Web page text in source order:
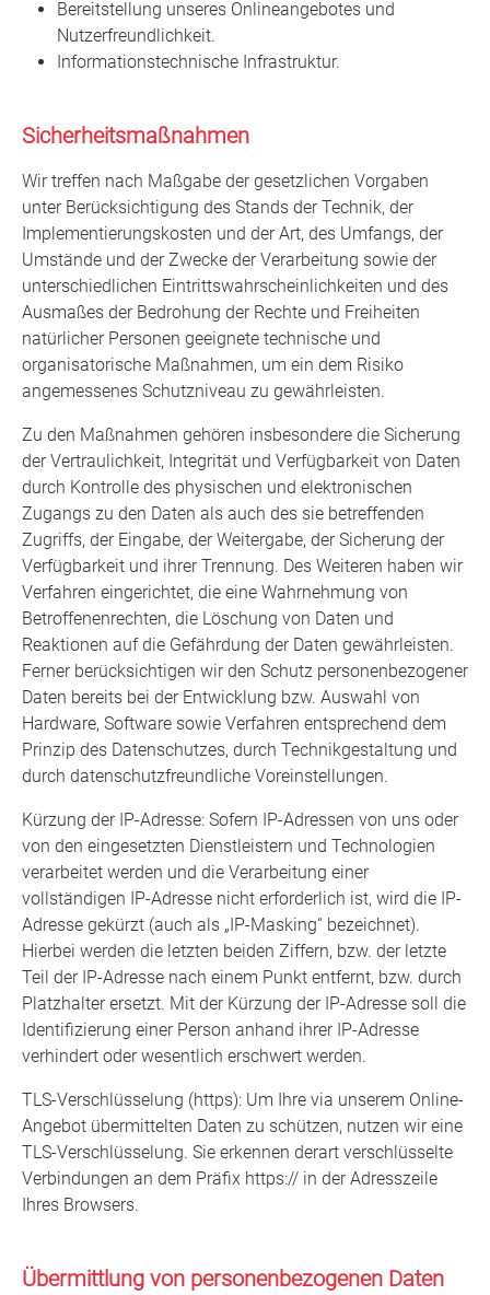
Bereitstellung unseres Onlineangebotes und
Nutzerfreundlichkeit.
Informationstechnische Infrastruktur.
Sicherheitsmaßnahmen
Wir treffen nach Maßgabe der gesetzlichen Vorgaben
unter Berücksichtigung des Stands der Technik, der
Implementierungskosten und der Art, des Umfangs, der
Umstände und der Zwecke der Verarbeitung sowie der
unterschiedlichen Eintrittswahrscheinlichkeiten und des
Ausmaßes der Bedrohung der Rechte und Freiheiten
natürlicher Personen geeignete technische und
organisatorische Maßnahmen, um ein dem Risiko
angemessenes Schutzniveau zu gewährleisten.
Zu den Maßnahmen gehören insbesondere die Sicherung
der Vertraulichkeit, Integrität und Verfügbarkeit von Daten
durch Kontrolle des physischen und elektronischen
Zugangs zu den Daten als auch des sie betreffenden
Zugriffs, der Eingabe, der Weitergabe, der Sicherung der
Verfügbarkeit und ihrer Trennung. Des Weiteren haben wir
Verfahren eingerichtet, die eine Wahrnehmung von
Betroffenenrechten, die Löschung von Daten und
Reaktionen auf die Gefährdung der Daten gewährleisten.
Ferner berücksichtigen wir den Schutz personenbezogener
Daten bereits bei der Entwicklung bzw. Auswahl von
Hardware, Software sowie Verfahren entsprechend dem
Prinzip des Datenschutzes, durch Technikgestaltung und
durch datenschutzfreundliche Voreinstellungen.
Kürzung der IP-Adresse: Sofern IP-Adressen von uns oder
von den eingesetzten Dienstleistern und Technologien
verarbeitet werden und die Verarbeitung einer
vollständigen IP-Adresse nicht erforderlich ist, wird die IP-
Adresse gekürzt (auch als „IP-Masking“ bezeichnet).
Hierbei werden die letzten beiden Ziffern, bzw. der letzte
Teil der IP-Adresse nach einem Punkt entfernt, bzw. durch
Platzhalter ersetzt. Mit der Kürzung der IP-Adresse soll die
Identifizierung einer Person anhand ihrer IP-Adresse
verhindert oder wesentlich erschwert werden.
TLS-Verschlüsselung (https): Um Ihre via unserem Online-
Angebot übermittelten Daten zu schützen, nutzen wir eine
TLS-Verschlüsselung. Sie erkennen derart verschlüsselte
Verbindungen an dem Präfix https:// in der Adresszeile
Ihres Browsers.
Übermittlung von personenbezogenen Daten